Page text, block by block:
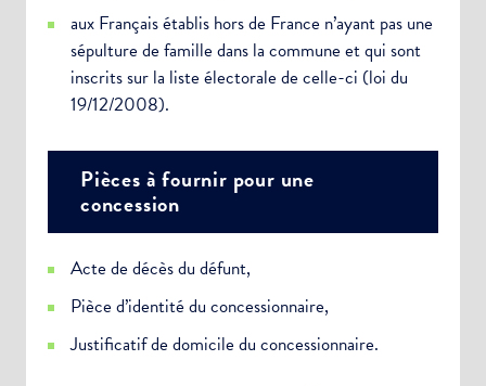
aux Français établis hors de France n’ayant pas une
sépulture de famille dans la commune et qui sont
inscrits sur la liste électorale de celle-ci (loi du
19/12/2008).
Pièces à fournir pour une
concession
Acte de décès du défunt,
Pièce d’identité du concessionnaire,
Justificatif de domicile du concessionnaire.